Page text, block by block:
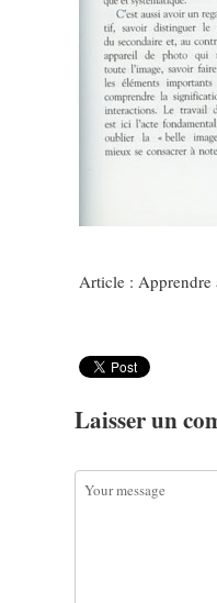
Article : Apprendre
Laisser un